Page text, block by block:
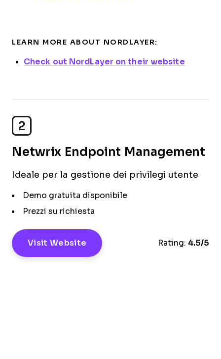
LEARN MORE ABOUT NORDLAYER:
Check out NordLayer on their website
2
Netwrix Endpoint Management
Ideale per la gestione dei privilegi utente
Demo gratuita disponibile
Prezzi su richiesta
Visit Website Rating: 4.5/5